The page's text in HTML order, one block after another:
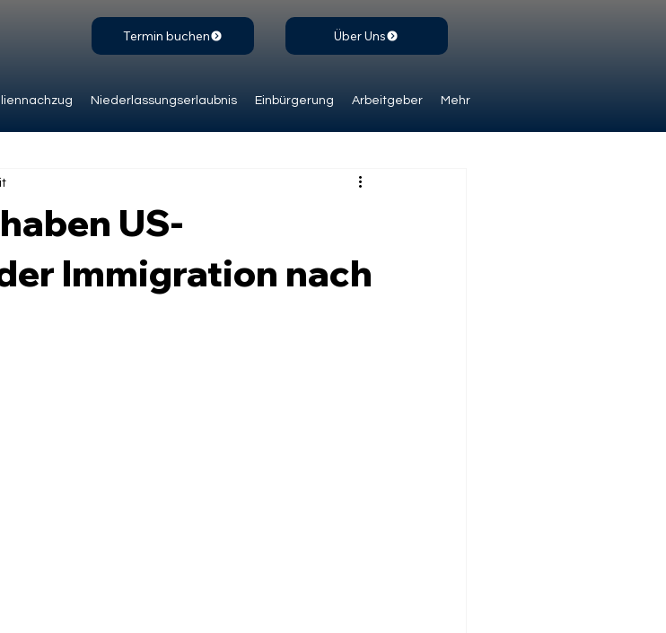
Niederlassungserlaubnis Einbürgerung Arbeitgeber Mehr
Termin buchen Über Uns
US-
Immigration nach